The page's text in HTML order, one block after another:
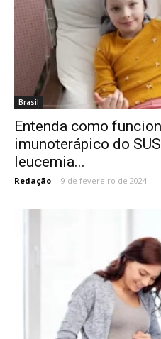
Brasil
Entenda como
imunoterápico do
leucemia...
Redação - 9 de fevereiro de 2024